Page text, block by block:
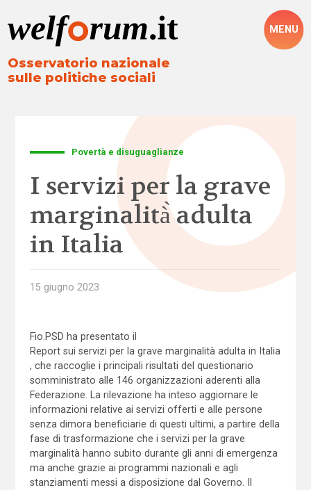
Osservatorio nazionale
sulle politiche sociali
MENU
Povertà e disuguaglianze
I servizi per la grave
marginalità̀ adulta
in Italia
15 giugno 2023
Fio.PSD ha presentato il
Report sui servizi per la grave marginalità adulta in Italia
, che raccoglie i principali risultati del questionario
somministrato alle 146 organizzazioni aderenti alla
Federazione. La rilevazione ha inteso aggiornare le
informazioni relative ai servizi offerti e alle persone
senza dimora beneficiarie di questi ultimi, a partire della
fase di trasformazione che i servizi per la grave
marginalità hanno subito durante gli anni di emergenza
ma anche grazie ai programmi nazionali e agli
stanziamenti messi a disposizione dal Governo. Il